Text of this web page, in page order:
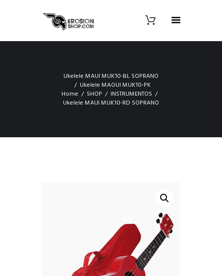
Ukelele MAUI MUK10-BL SOPRANO
Ukelele MAOUI MUK10-PK
Home
SHOP
INSTRUMENTOS
Ukelele MAUI MUK10-RD SOPRANO